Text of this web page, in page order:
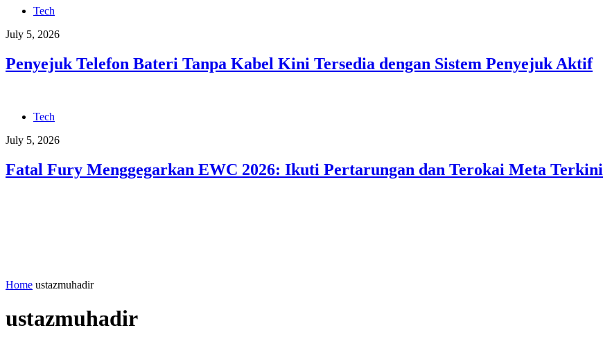
Tech
July 5, 2026
Penyejuk Telefon Bateri Tanpa Kabel Kini Tersedia dengan Sistem Penyejuk Aktif
Tech
July 5, 2026
Fatal Fury Menggegarkan EWC 2026: Ikuti Pertarungan dan Terokai Meta Terkini
Home ustazmuhadir
ustazmuhadir